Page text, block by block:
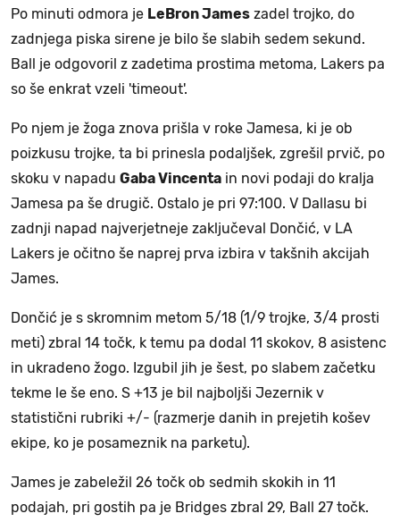
Po minuti odmora je LeBron James zadel trojko, do
zadnjega piska sirene je bilo še slabih sedem sekund.
Ball je odgovoril z zadetima prostima metoma, Lakers pa
so še enkrat vzeli 'timeout'.
Po njem je žoga znova prišla v roke Jamesa, ki je ob
poizkusu trojke, ta bi prinesla podaljšek, zgrešil prvič, po
skoku v napadu Gaba Vincenta in novi podaji do kralja
Jamesa pa še drugič. Ostalo je pri 97:100. V Dallasu bi
zadnji napad najverjetneje zaključeval Dončić, v LA
Lakers je očitno še naprej prva izbira v takšnih akcijah
James.
Dončić je s skromnim metom 5/18 (1/9 trojke, 3/4 prosti
meti) zbral 14 točk, k temu pa dodal 11 skokov, 8 asistenc
in ukradeno žogo. Izgubil jih je šest, po slabem začetku
tekme le še eno. S +13 je bil najboljši Jezernik v
statistični rubriki +/- (razmerje danih in prejetih košev
ekipe, ko je posameznik na parketu).
James je zabeležil 26 točk ob sedmih skokih in 11
podajah, pri gostih pa je Bridges zbral 29, Ball 27 točk.